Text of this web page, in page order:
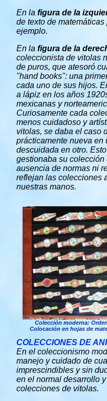
En la figura de la
de texto de
ejemplo.
En la figura de la
coleccionista de vitolas
de puros, que atesoró
"hand books": una
cada uno de sus hijos.
a lápiz en los años
mexicanas y
Curiosamente cada
menos cuidadoso y
vitolas, se daba el caso
prácticamente nueva en
descuidada en otro.
gestionaba su
ausencia de normas ni
reflejan las colecciones
nuestras manos.
Colección moderna:
Colocación en hojas de
COLECCIONES DE
En el coleccionismo
manejo y cuidado de
imprescindibles y sin
en el normal desarrollo
colecciones de vitolas.